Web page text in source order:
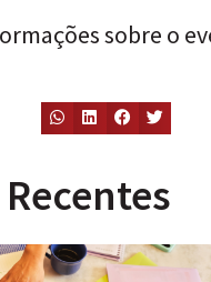
sobre o